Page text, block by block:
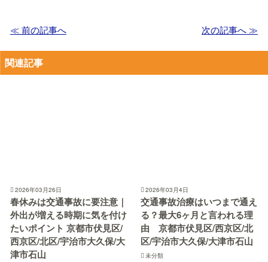
≪ 前の記事へ 次の記事へ ≫
関連記事
2026年03月26日
春休みは交通事故に要注意｜
外出が増える時期に気を付け
たいポイント 京都市伏見区/
西京区/北区/宇治市大久保/大
津市石山
2026年03月4日
交通事故治療はいつまで通え
る？最大6ヶ月と言われる理
由 京都市伏見区/西京区/北
区/宇治市大久保/大津市石山
未分類